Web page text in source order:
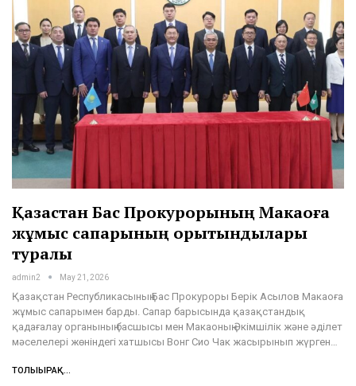
Қазақстан Бас Прокурорының Макаоға
жұмыс сапарының қорытындылары
туралы
admin2 May 21, 2026
Қазақстан Республикасының Бас Прокуроры Берік Асылов Макаоға
жұмыс сапарымен барды. Сапар барысында қазақстандық
қадағалау органының басшысы мен Макаоның Әкімшілік және әділет
мәселелері жөніндегі хатшысы Вонг Сио Чак жасырынып жүрген…
ТОЛЫҒЫРАҚ...